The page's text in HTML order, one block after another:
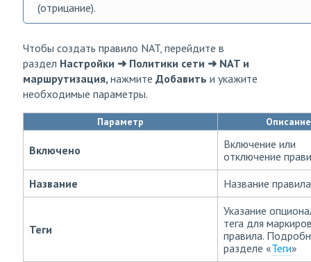
(отрицание).
Чтобы создать правило NAT, перейдите в
раздел Настройки ➜ Политики сети ➜ NAT и
маршрутизация, нажмите Добавить и укажите
необходимые параметры.
Параметр Описание
Включено
Включение или
отключение
Название
Название правила
Теги
Указание
тега для
правила.
разделе «Теги»